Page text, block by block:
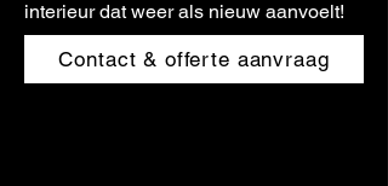
interieur dat weer als nieuw aanvoelt!
Contact & offerte aanvraag